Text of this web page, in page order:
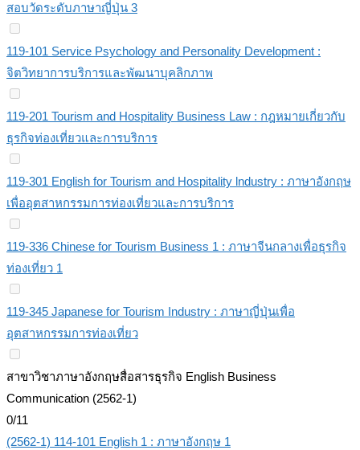
สอบวัดระดับภาษาญี่ปุ่น 3
119-101 Service Psychology and Personality Development :
จิตวิทยาการบริการและพัฒนาบุคลิกภาพ
119-201 Tourism and Hospitality Business Law : กฎหมายเกี่ยวกับ
ธุรกิจท่องเที่ยวและการบริการ
119-301 English for Tourism and Hospitality lndustry : ภาษาอังกฤษ
เพื่ออุตสาหกรรมการท่องเที่ยวและการบริการ
119-336 Chinese for Tourism Business 1 : ภาษาจีนกลางเพื่อธุรกิจ
ท่องเที่ยว 1
119-345 Japanese for Tourism Industry : ภาษาญี่ปุ่นเพื่อ
อุตสาหกรรมการท่องเที่ยว
สาขาวิชาภาษาอังกฤษสื่อสารธุรกิจ English Business
Communication (2562-1)
0/11
(2562-1) 114-101 English 1 : ภาษาอังกฤษ 1